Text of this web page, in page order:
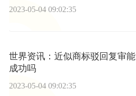
2023-05-04 09:02:35
世界资讯：近似商标驳回复审能
成功吗
2023-05-04 09:02:35